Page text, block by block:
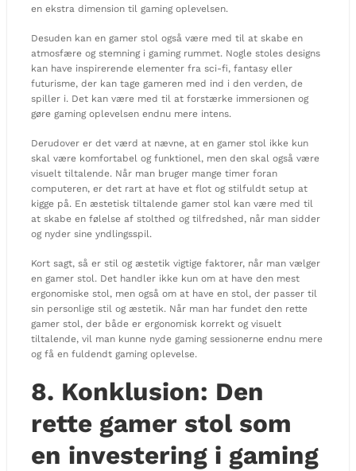
en ekstra dimension til gaming oplevelsen.
Desuden kan en gamer stol også være med til at skabe en
atmosfære og stemning i gaming rummet. Nogle stoles designs
kan have inspirerende elementer fra sci-fi, fantasy eller
futurisme, der kan tage gameren med ind i den verden, de
spiller i. Det kan være med til at forstærke immersionen og
gøre gaming oplevelsen endnu mere intens.
Derudover er det værd at nævne, at en gamer stol ikke kun
skal være komfortabel og funktionel, men den skal også være
visuelt tiltalende. Når man bruger mange timer foran
computeren, er det rart at have et flot og stilfuldt setup at
kigge på. En æstetisk tiltalende gamer stol kan være med til
at skabe en følelse af stolthed og tilfredshed, når man sidder
og nyder sine yndlingsspil.
Kort sagt, så er stil og æstetik vigtige faktorer, når man vælger
en gamer stol. Det handler ikke kun om at have den mest
ergonomiske stol, men også om at have en stol, der passer til
sin personlige stil og æstetik. Når man har fundet den rette
gamer stol, der både er ergonomisk korrekt og visuelt
tiltalende, vil man kunne nyde gaming sessionerne endnu mere
og få en fuldendt gaming oplevelse.
8. Konklusion: Den
rette gamer stol som
en investering i gaming